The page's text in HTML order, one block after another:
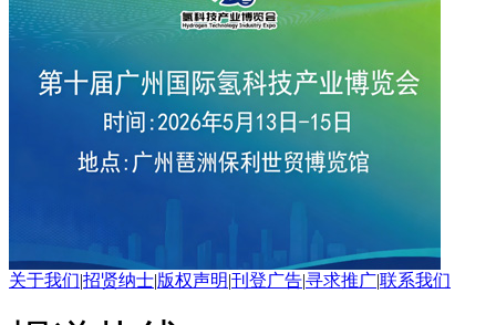
关于我们|招贤纳士|版权声明|刊登广告|寻求推广|联系我们